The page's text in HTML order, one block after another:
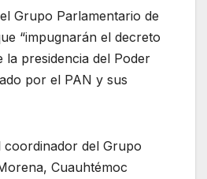
Grupo Parlamentario de
“impugnarán el decreto
la presidencia del Poder
por el PAN y sus
del Grupo
Cuauhtémoc